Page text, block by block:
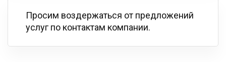
Просим воздержаться от предложений
услуг по контактам компании.